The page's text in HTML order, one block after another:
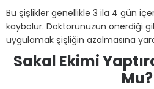
Bu şişlikler genellikle 3 ila 4 gün
kaybolur. Doktorunuzun önerdiği
uygulamak şişliğin azalmasına
Sakal Ekimi
Mu?